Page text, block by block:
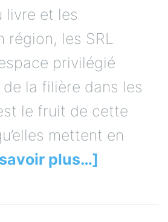
livre et les
région, les SRL
privilégié
de la filière dans les
le fruit de cette
mettent en
plus…]